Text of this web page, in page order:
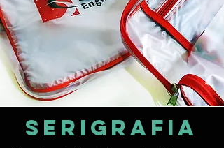
Serigrafia